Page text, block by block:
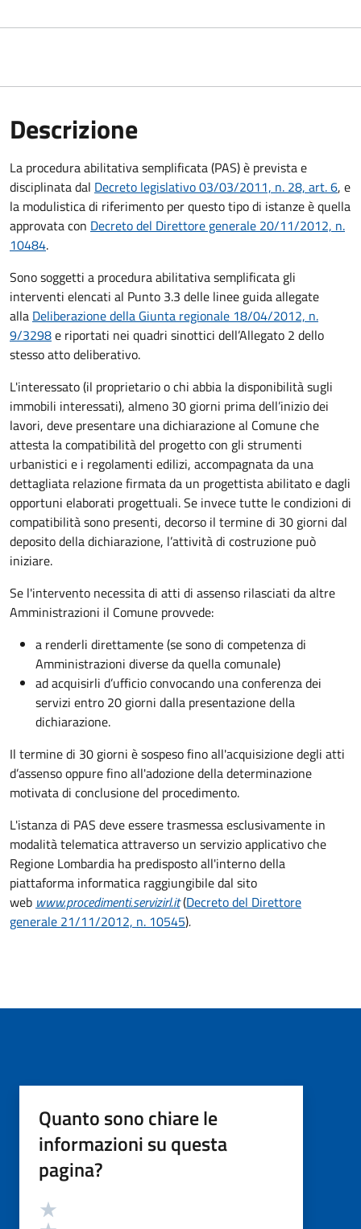
Descrizione
La procedura abilitativa semplificata (PAS) è prevista e
disciplinata dal Decreto legislativo 03/03/2011, n. 28, art. 6, e
la modulistica di riferimento per questo tipo di istanze è quella
approvata con Decreto del Direttore generale 20/11/2012, n.
10484.
Sono soggetti a procedura abilitativa semplificata gli
interventi elencati al Punto 3.3 delle linee guida allegate
alla Deliberazione della Giunta regionale 18/04/2012, n.
9/3298e riportati nei quadri sinottici dell’Allegato 2 dello
stesso atto deliberativo.
L'interessato (il proprietario o chi abbia la disponibilità sugli
immobili interessati), almeno 30 giorni prima dell’inizio dei
lavori, deve presentare una dichiarazione al Comune che
attesta la compatibilità del progetto con gli strumenti
urbanistici e i regolamenti edilizi, accompagnata da una
dettagliata relazione firmata da un progettista abilitato e dagli
opportuni elaborati progettuali. Se invece tutte le condizioni di
compatibilità sono presenti, decorso il termine di 30 giorni dal
deposito della dichiarazione, l’attività di costruzione può
iniziare.
Se l'intervento necessita di atti di assenso rilasciati da altre
Amministrazioni il Comune provvede:
a renderli direttamente (se sono di competenza di
Amministrazioni diverse da quella comunale)
ad acquisirli d’ufficio convocando una conferenza dei
servizi entro 20 giorni dalla presentazione della
dichiarazione.
Il termine di 30 giorni è sospeso fino all'acquisizione degli atti
d’assenso oppure fino all'adozione della determinazione
motivata di conclusione del procedimento.
L'istanza di PAS deve essere trasmessa esclusivamente in
modalità telematica attraverso un servizio applicativo che
Regione Lombardia ha predisposto all'interno della
piattaforma informatica raggiungibile dal sito
web www.procedimenti.servizirl.it(Decreto del Direttore
generale 21/11/2012, n. 10545).
Quanto sono chiare le
informazioni su questa
pagina?
Valutazione